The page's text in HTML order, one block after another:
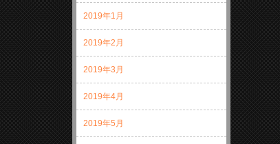
2019年1月
2019年2月
2019年3月
2019年4月
2019年5月